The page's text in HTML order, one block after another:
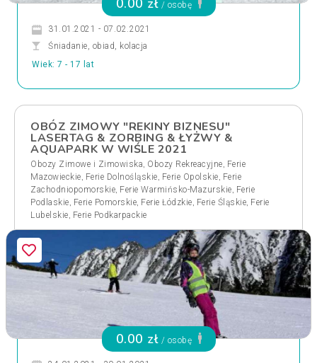
0.00 zł / osobę
31.01.2021 - 07.02.2021
Śniadanie, obiad, kolacja
Wiek: 7 - 17 lat
OBÓZ ZIMOWY "REKINY BIZNESU"
LASERTAG & ZORBING & ŁYŻWY &
AQUAPARK W WIŚLE 2021
Obozy Zimowe i Zimowiska, Obozy Rekreacyjne, Ferie
Mazowieckie, Ferie Dolnośląskie, Ferie Opolskie, Ferie
Zachodniopomorskie, Ferie Warmińsko-Mazurskie, Ferie
Podlaskie, Ferie Pomorskie, Ferie Łódzkie, Ferie Śląskie, Ferie
Lubelskie, Ferie Podkarpackie
0.00 zł / osobę